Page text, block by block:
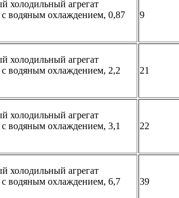
холодильный агрегат
с водяным охлаждением, 0,87
9
холодильный агрегат
с водяным охлаждением, 2,2
21
холодильный агрегат
водяным охлаждением, 3,1
22
холодильный агрегат
с водяным охлаждением, 6,7
39